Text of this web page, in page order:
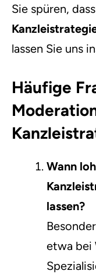
Sie spüren,
lassen Sie uns
Häufige
Wann
lassen?
etwa bei